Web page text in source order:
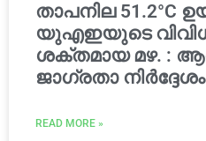
താപനില 51.2°C
യുഎഇയുടെ
ശക്തമായ മഴ. :
ജാഗ്രതാ നിർദ്ദേശം
READ MORE »